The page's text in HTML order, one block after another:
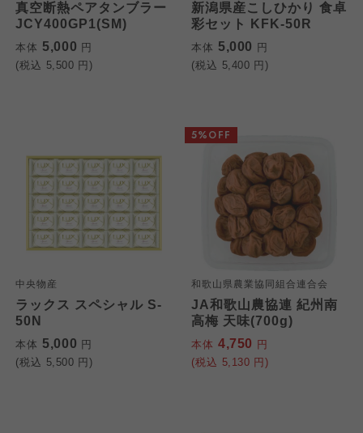
真空断熱ペアタンブラー
JCY400GP1(SM)
本体 5,000 円
(税込 5,500 円)
新潟県産こしひかり 食卓
彩セット KFK-50R
本体 5,000 円
(税込 5,400 円)
中央物産
ラックス スペシャル S-
50N
本体 5,000 円
(税込 5,500 円)
和歌山県農業協同組合連合会
JA和歌山農協連 紀州南
高梅 天味(700g)
本体 4,750 円
(税込 5,130 円)
5%OFF